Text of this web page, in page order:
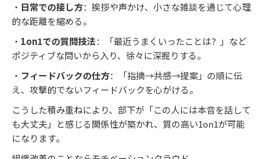
・ 日常での接し方：挨拶や声かけ、小さな雑談を通じて心理
的な距離を縮める。
・ 1on1での質問技法：「最近うまくいったことは？」など
ポジティブな問いから入り、徐々に深掘りする。
・ フィードバックの仕方：「指摘→共感→提案」の順に伝
え、攻撃的でないフィードバックを心がける。
こうした積み重ねにより、部下が「この人には本音を話して
も大丈夫」と感じる関係性が築かれ、質の高い1on1が可能
になります。